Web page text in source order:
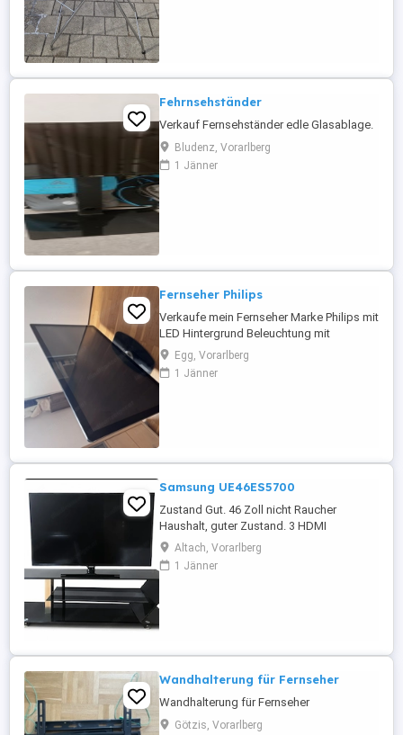
Fehrnsehständer
Verkauf Fernsehständer edle Glasablage.
Bludenz, Vorarlberg
1 Jänner
Fernseher Philips
Verkaufe mein Fernseher Marke Philips mit
LED Hintergrund Beleuchtung mit
Fernbedienung
Egg, Vorarlberg
1 Jänner
Samsung UE46ES5700
Zustand Gut. 46 Zoll nicht Raucher
Haushalt, guter Zustand. 3 HDMI
anschlüsse integrierte CI Modul für eine
Smart Card ist Defekt, da die Pins
verbogen sind. Kein Smart Tv. Sonst
Altach, Vorarlberg
1 Jänner
Wandhalterung für Fernseher
Wandhalterung für Fernseher
Götzis, Vorarlberg